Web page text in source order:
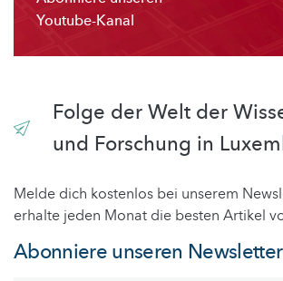
Youtube-Kanal
Folge der Welt der
und Forschung in
Melde dich kostenlos bei unserem
erhalte jeden Monat die besten Artikel
Abonniere unseren Newsletter